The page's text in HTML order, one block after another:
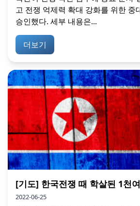
고 전쟁 억제력 확대 강화를 위한 중
승인했다. 세부 내용은...
더보기
[기도] 한국전쟁 때 학살된 1천
2022-06-25